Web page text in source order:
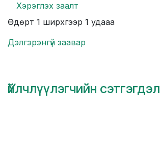
Хэрэглэх заалт
Өдөрт 1 ширхгээр 1 удааа
Дэлгэрэнгүй заавар
Үйлчлүүлэгчийн сэтгэгдэл